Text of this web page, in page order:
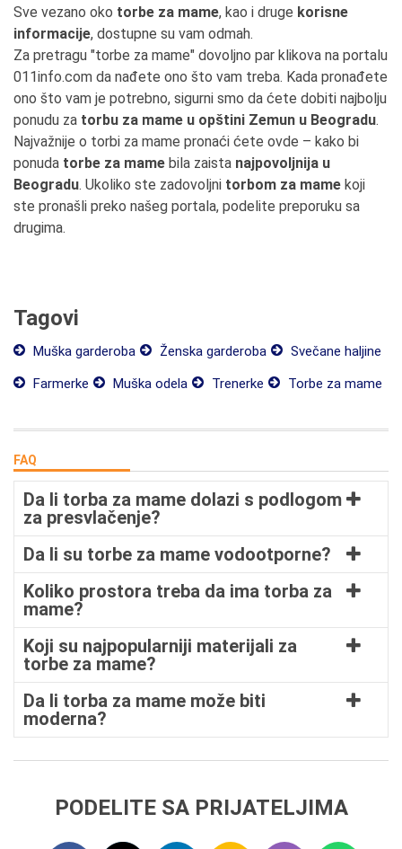
Sve vezano oko torbe za mame, kao i druge korisne
informacije, dostupne su vam odmah.
Za pretragu "torbe za mame" dovoljno par klikova na portalu
011info.com da nađete ono što vam treba. Kada pronađete
ono što vam je potrebno, sigurni smo da ćete dobiti najbolju
ponudu za torbu za mame u opštini Zemun u Beogradu.
Najvažnije o torbi za mame pronaći ćete ovde – kako bi
ponuda torbe za mame bila zaista najpovoljnija u
Beogradu. Ukoliko ste zadovoljni torbom za mame koji
ste pronašli preko našeg portala, podelite preporuku sa
drugima.
Tagovi
Muška garderoba Ženska garderoba
Svečane haljine
Farmerke
Muška odela Trenerke Torbe za mame
FAQ
Da li torba za mame dolazi s podlogom
za presvlačenje?
Da li su torbe za mame vodootporne?
Koliko prostora treba da ima torba za
mame?
Koji su najpopularniji materijali za
torbe za mame?
Da li torba za mame može biti
moderna?
PODELITE SA PRIJATELJIMA